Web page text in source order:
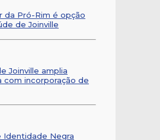
da Pró-Rim é opção
de Joinville
Joinville amplia
com incorporação de
Identidade Negra